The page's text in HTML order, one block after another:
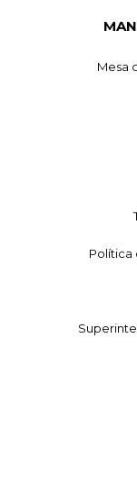
Mesa
Política